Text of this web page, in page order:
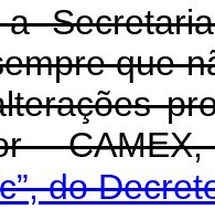
que
-
do